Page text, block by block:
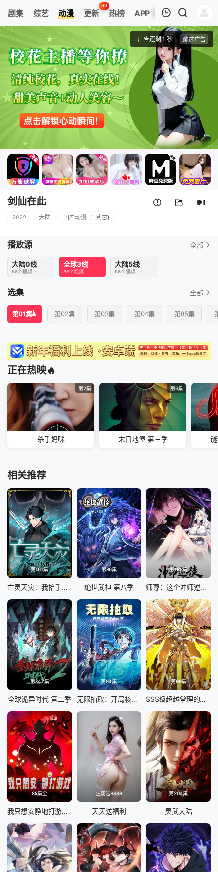
剧集 综艺 动漫 更新
69
热榜 APP
我的观影记录
第01集
剑仙在此
清空
剑仙在此
2022 大陆 国产动漫 / 其它}
播放源 全部
大陆0线
86个视频
全球3线
86个视频
大陆5线
86个视频
选集 全部
第01集 第02集 第03集 第04集 第05集
正在热映🔥
第2集
杀手妈咪
第6集
末日地堡 第三季
相关推荐
第161集
亡灵天灾：我抬手百万骨海 动态漫
第86集
绝世武神 第八季
第189集
师尊：这个冲师逆徒才不是圣子 动态漫画
第347集
全球诡异时代 第二季
第84集
无限抽取：开局核平修仙世界
第99集
SSS级超越常理的圣骑士 动态漫画
85集全
我只想安静地打游戏 动态漫画
注册送8888
天天送福利
第204集
灵武大陆